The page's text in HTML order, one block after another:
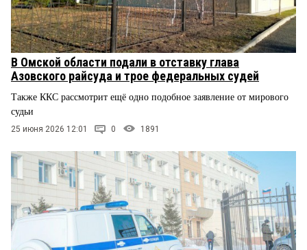
В Омской области подали в отставку глава
Азовского райсуда и трое федеральных судей
Также ККС рассмотрит ещё одно подобное заявление от мирового
судьи
25 июня 2026 12:01 0 1891